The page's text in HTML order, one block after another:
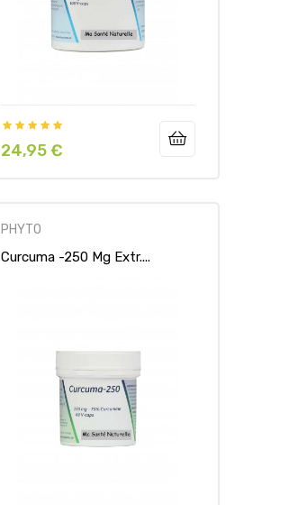
Preis
24,95 €
PHYTO
Curcuma -250 Mg Extr....